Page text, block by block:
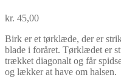
kr. 45,00
Birk er et tørklæde, der er
blade i foråret. Tørklædet er
trækket diagonalt og får
og lækker at have om halsen.